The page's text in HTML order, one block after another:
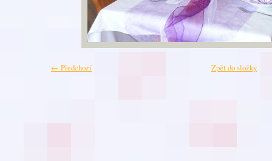
← Předchozí Zpět do složky